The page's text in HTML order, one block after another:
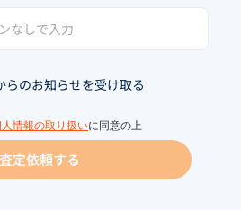
らのお知らせを受け取る
情報の取り扱いに同意の上
査定依頼する